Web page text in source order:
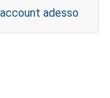
adesso